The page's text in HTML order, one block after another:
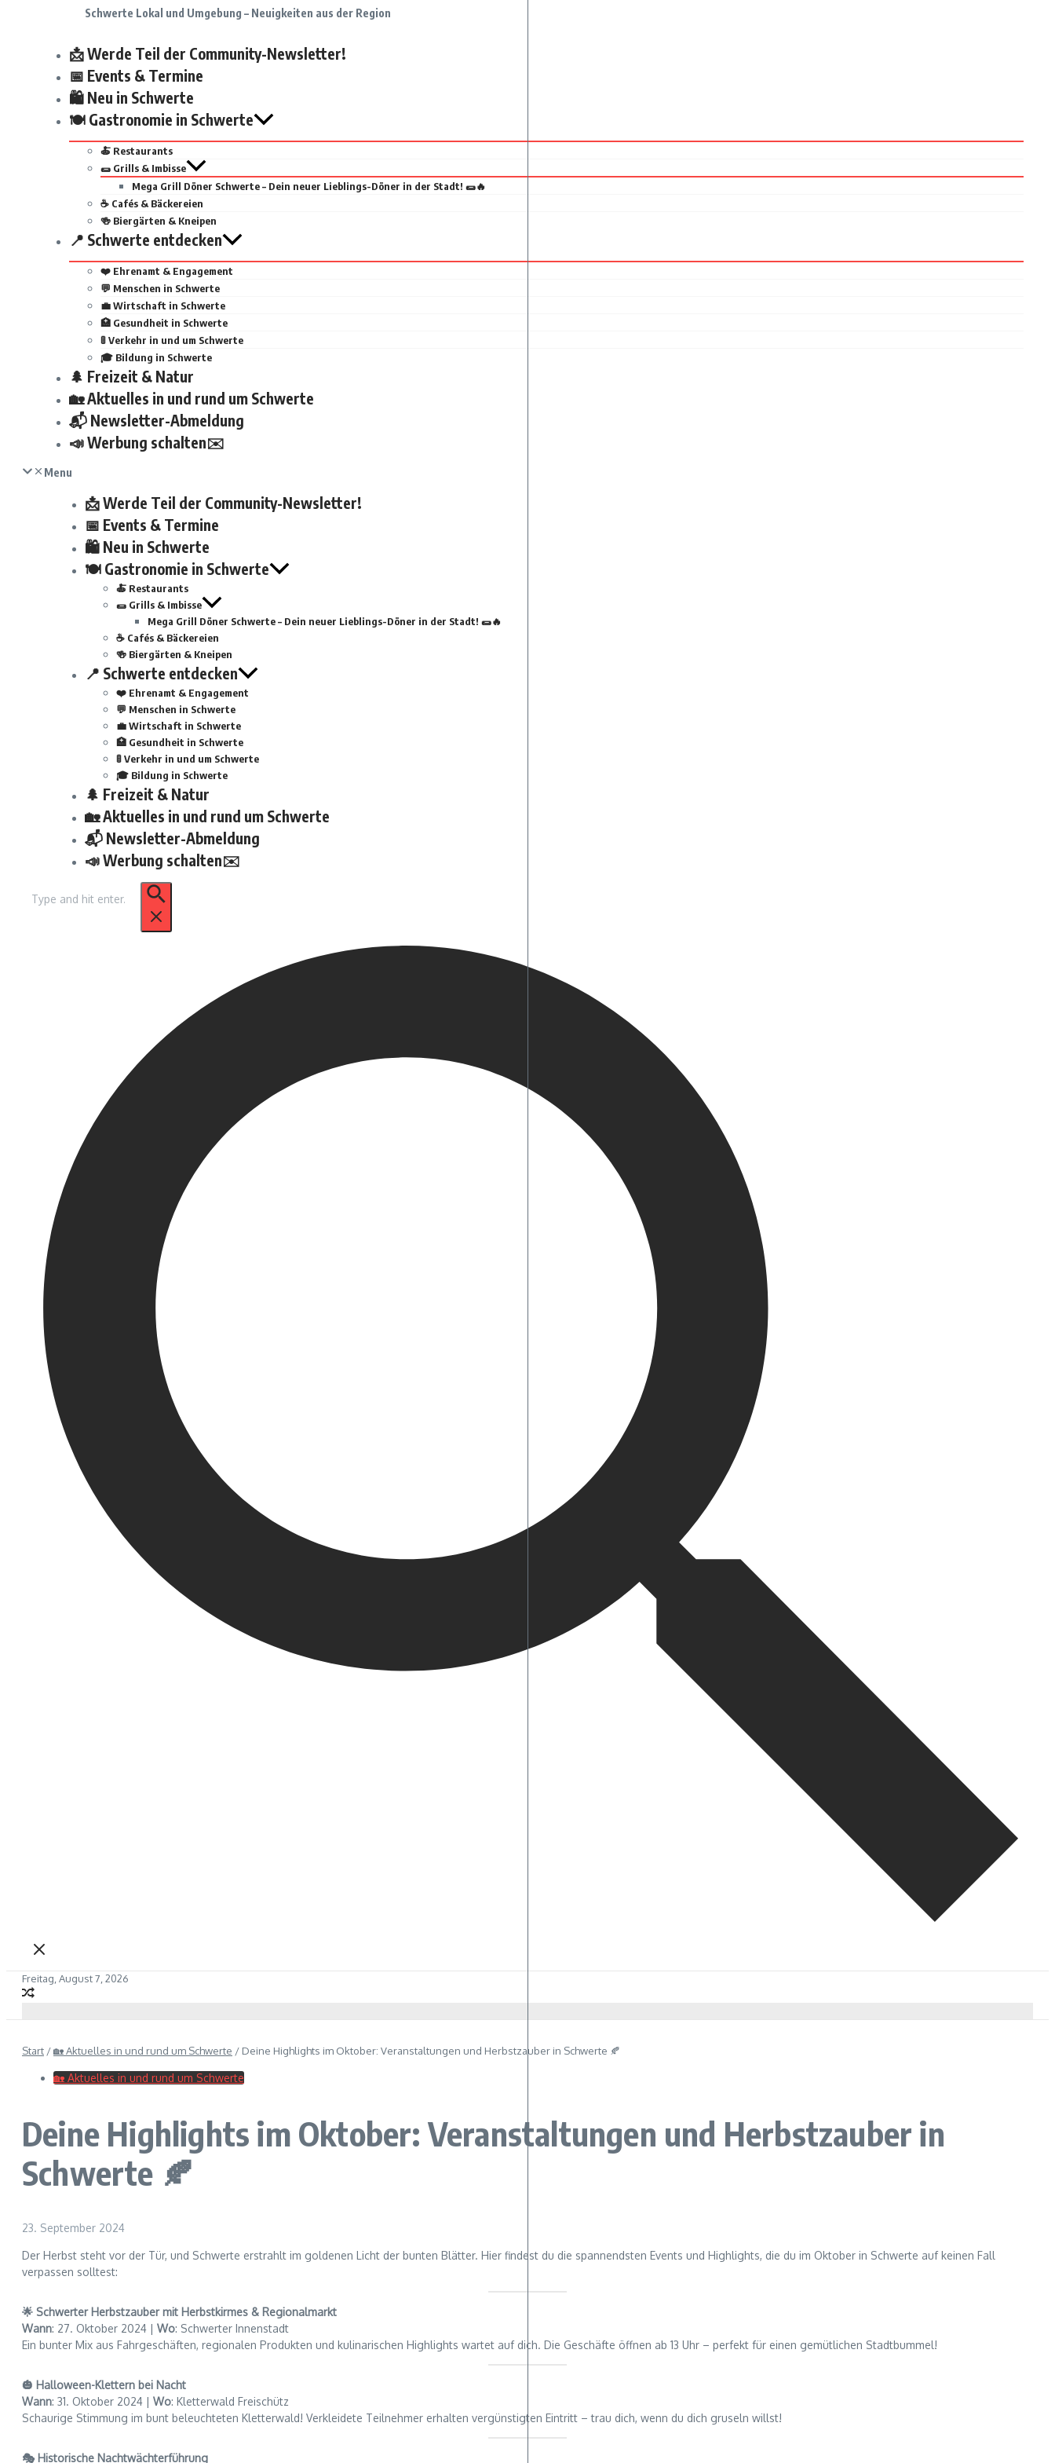
Schwerte Lokal und Umgebung – Neuigkeiten aus der Region
📩 Werde Teil der Community-Newsletter!
📅 Events & Termine
🛍 Neu in Schwerte
🍽 Gastronomie in Schwerte
🍝 Restaurants
🌯 Grills & Imbisse
Mega Grill Döner Schwerte – Dein neuer Lieblings-Döner in der Stadt! 🌯🔥
☕ Cafés & Bäckereien
🍻 Biergärten & Kneipen
📍 Schwerte entdecken
❤️ Ehrenamt & Engagement
💬 Menschen in Schwerte
💼 Wirtschaft in Schwerte
🏥 Gesundheit in Schwerte
🚦 Verkehr in und um Schwerte
🎓 Bildung in Schwerte
🌲 Freizeit & Natur
🏡 Aktuelles in und rund um Schwerte
📬 Newsletter-Abmeldung
📣 Werbung schalten✉️
Menu
📩 Werde Teil der Community-Newsletter!
📅 Events & Termine
🛍 Neu in Schwerte
🍽 Gastronomie in Schwerte
🍝 Restaurants
🌯 Grills & Imbisse
Mega Grill Döner Schwerte – Dein neuer Lieblings-Döner in der Stadt! 🌯🔥
☕ Cafés & Bäckereien
🍻 Biergärten & Kneipen
📍 Schwerte entdecken
❤️ Ehrenamt & Engagement
💬 Menschen in Schwerte
💼 Wirtschaft in Schwerte
🏥 Gesundheit in Schwerte
🚦 Verkehr in und um Schwerte
🎓 Bildung in Schwerte
🌲 Freizeit & Natur
🏡 Aktuelles in und rund um Schwerte
📬 Newsletter-Abmeldung
📣 Werbung schalten✉️
nach:
Freitag, August 7, 2026
Start /🏡 Aktuelles in und rund um Schwerte / Deine Highlights im Oktober: Veranstaltungen und Herbstzauber in Schwerte 🍂
🏡 Aktuelles in und rund um Schwerte
Deine Highlights im Oktober: Veranstaltungen und Herbstzauber in
Schwerte 🍂
23. September 2024
Der Herbst steht vor der Tür, und Schwerte erstrahlt im goldenen Licht der bunten Blätter. Hier findest du die spannendsten Events und Highlights, die du im Oktober in Schwerte auf keinen Fall
verpassen solltest:
🌟 Schwerter Herbstzauber mit Herbstkirmes & Regionalmarkt
Wann: 27. Oktober 2024 | Wo: Schwerter Innenstadt
Ein bunter Mix aus Fahrgeschäften, regionalen Produkten und kulinarischen Highlights wartet auf dich. Die Geschäfte öffnen ab 13 Uhr – perfekt für einen gemütlichen Stadtbummel!
🎃 Halloween-Klettern bei Nacht
Wann: 31. Oktober 2024 | Wo: Kletterwald Freischütz
Schaurige Stimmung im bunt beleuchteten Kletterwald! Verkleidete Teilnehmer erhalten vergünstigten Eintritt – trau dich, wenn du dich gruseln willst!
🎭 Historische Nachtwächterführung